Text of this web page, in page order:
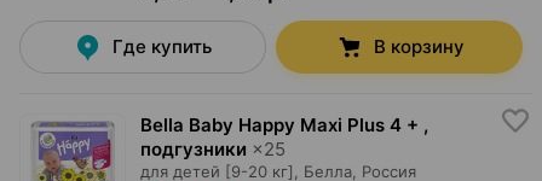
Где купить В корзину
Bella Baby Happy Maxi Plus 4 + ,
подгузники ×25
для детей [9-20 кг], Белла , Россия